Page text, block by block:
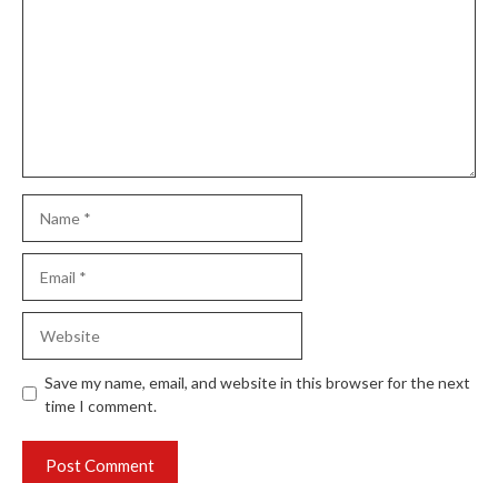
Save my name, email, and website in this browser for the next
time I comment.